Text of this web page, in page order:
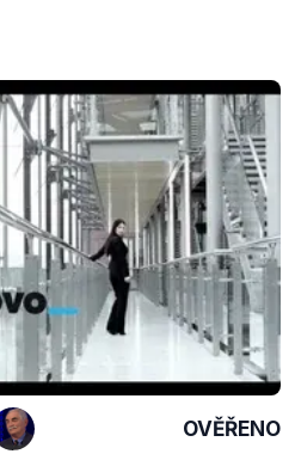
OVĚŘENO